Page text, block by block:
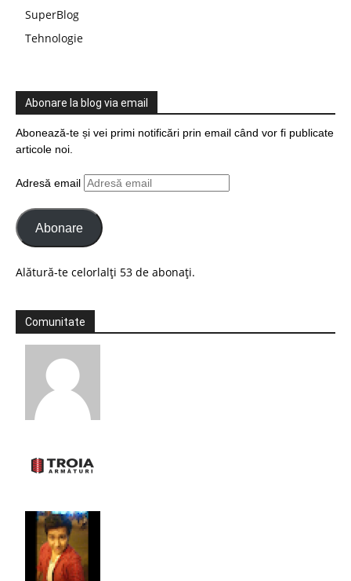
SuperBlog
Tehnologie
Abonare la blog via email
Abonează-te și vei primi notificări prin email când vor fi publicate
articole noi.
Adresă email
Abonare
Alătură-te celorlalți 53 de abonați.
Comunitate